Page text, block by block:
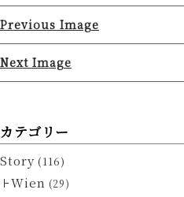
Previous Image
Next Image
カテゴリー
Story (116)
Wien (29)